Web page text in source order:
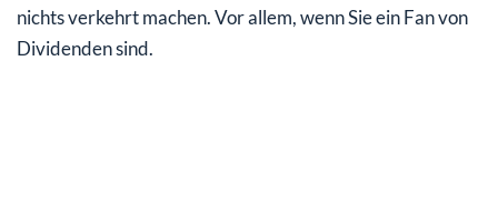
nichts verkehrt machen. Vor allem, wenn Sie ein Fan von
Dividenden sind.